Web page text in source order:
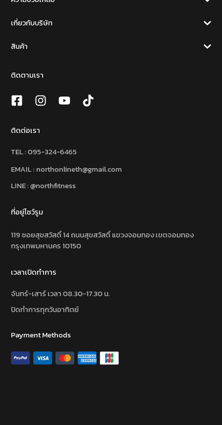
เกี่ยวกับบริษัท
สินค้า
ติดตามเรา
ติดต่อเรา
TEL :095-324-6465
EMAIL : northonlineth@gmail.com
LINE : @northfitness
ที่อยู่โชว์รูม
119 ซอยสุขสวัสดิ์ 14 ถนนสุขสวัสดิ์ แขวงจอมทอง เขตจอมทอง
กรุงเทพมหานคร 10150
เวลาเปิดทำการ
จันทร์-เสาร์ เวลา 08.30-17.30 น.
ปิดทำการทุกวันอาทิตย์
Payment Methods